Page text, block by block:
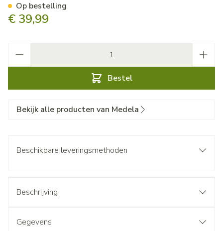
€ 39,99
Bestel
Op bestelling
Bekijk alle producten van Medela
Beschikbare leveringsmethoden
Beschrijving
Gegevens